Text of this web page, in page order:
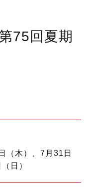
75回夏期
（木）、7月31日
日）